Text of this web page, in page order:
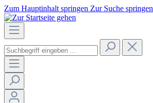
Zum Hauptinhalt springen Zur Suche springen